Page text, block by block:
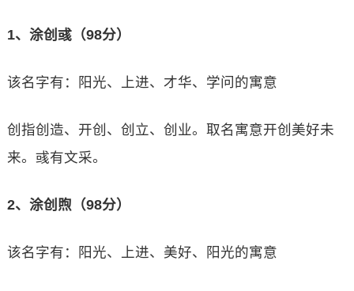
1、涂创彧（98分）
该名字有：阳光、上进、才华、学问的寓意
创指创造、开创、创立、创业。取名寓意开创美好未
来。彧有文采。
2、涂创煦（98分）
该名字有：阳光、上进、美好、阳光的寓意